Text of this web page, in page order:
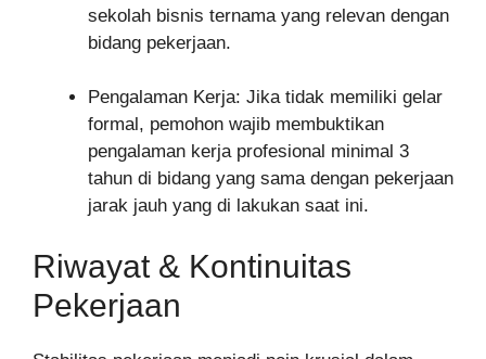
sekolah bisnis ternama yang relevan dengan
bidang pekerjaan.
Pengalaman Kerja: Jika tidak memiliki gelar
formal, pemohon wajib membuktikan
pengalaman kerja profesional minimal 3
tahun di bidang yang sama dengan pekerjaan
jarak jauh yang di lakukan saat ini.
Riwayat & Kontinuitas
Pekerjaan